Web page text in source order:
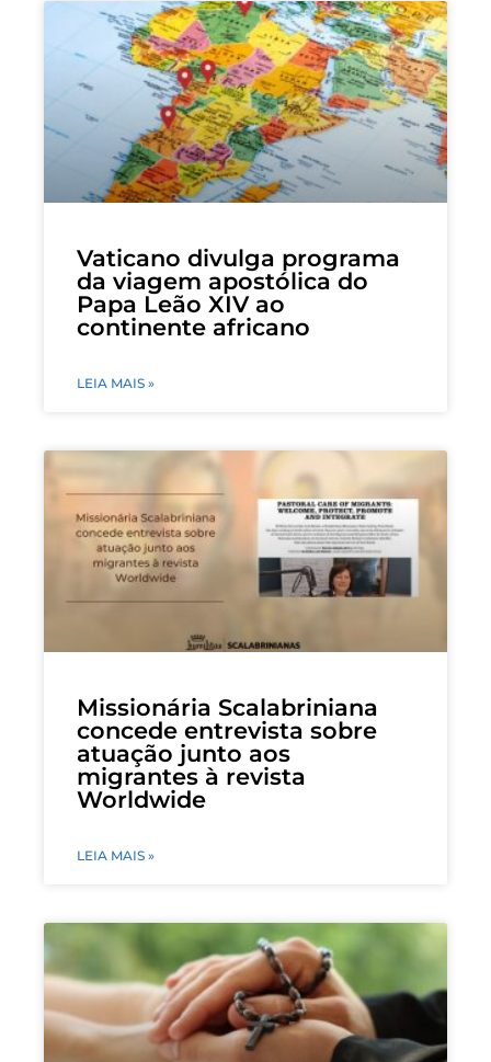
Vaticano divulga programa
da viagem apostólica do
Papa Leão XIV ao
continente africano
LEIA MAIS »
Missionária Scalabriniana
concede entrevista sobre
atuação junto aos
migrantes à revista
Worldwide
LEIA MAIS »